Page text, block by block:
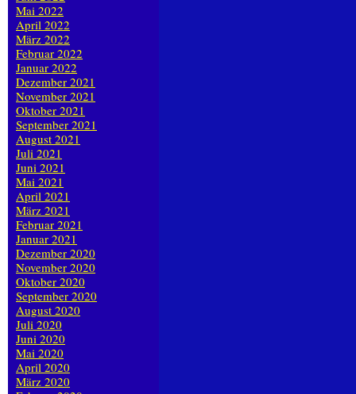
Mai 2022
April 2022
März 2022
Februar 2022
Januar 2022
Dezember 2021
November 2021
Oktober 2021
September 2021
August 2021
Juli 2021
Juni 2021
Mai 2021
April 2021
März 2021
Februar 2021
Januar 2021
Dezember 2020
November 2020
Oktober 2020
September 2020
August 2020
Juli 2020
Juni 2020
Mai 2020
April 2020
März 2020